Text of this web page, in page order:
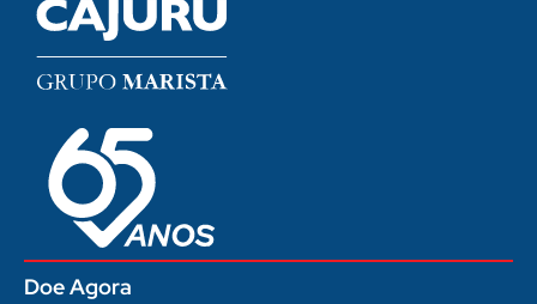
Doe Agora